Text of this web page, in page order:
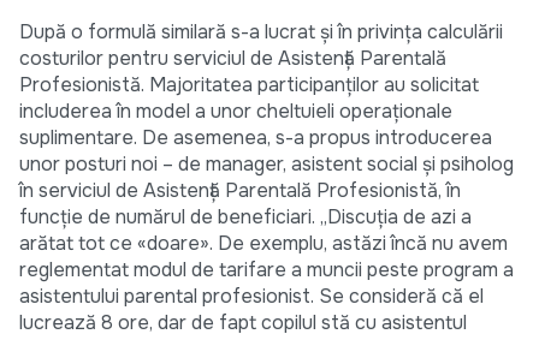
După o formulă similară s-a lucrat și în privința calculării
costurilor pentru serviciul de Asistență Parentală
Profesionistă. Majoritatea participanților au solicitat
includerea în model a unor cheltuieli operaționale
suplimentare. De asemenea, s-a propus introducerea
unor posturi noi – de manager, asistent social și psiholog
în serviciul de Asistență Parentală Profesionistă, în
funcție de numărul de beneficiari. „Discuția de azi a
arătat tot ce «doare». De exemplu, astăzi încă nu avem
reglementat modul de tarifare a muncii peste program a
asistentului parental profesionist. Se consideră că el
lucrează 8 ore, dar de fapt copilul stă cu asistentul